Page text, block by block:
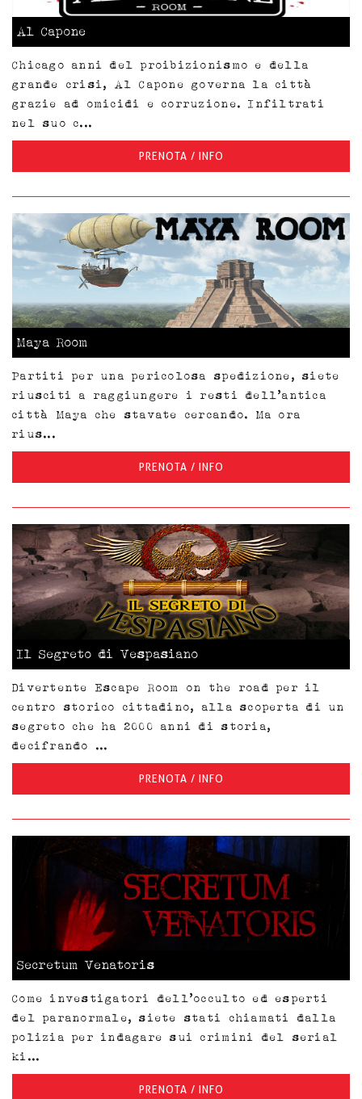
Al Capone
Chicago anni del proibizionismo e della
grande crisi, Al Capone governa la città
grazie ad omicidi e corruzione. Infiltrati
nel suo c...
PRENOTA / INFO
Maya Room
Partiti per una pericolosa spedizione, siete
riusciti a raggiungere i resti dell’antica
città Maya che stavate cercando. Ma ora
rius...
PRENOTA / INFO
Il Segreto di Vespasiano
Divertente Escape Room on the road per il
centro storico cittadino, alla scoperta di un
segreto che ha 2000 anni di storia,
decifrando ...
PRENOTA / INFO
Secretum Venatoris
Come investigatori dell’occulto ed esperti
del paranormale, siete stati chiamati dalla
polizia per indagare sui crimini del serial
ki...
PRENOTA / INFO